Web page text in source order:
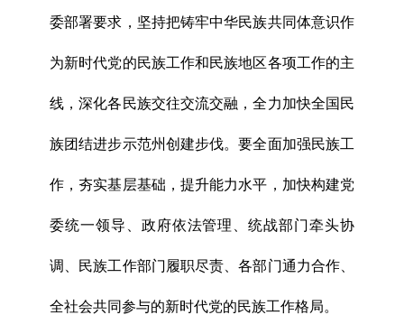
委部署要求，坚持把铸牢中华民族共同体意识作
为新时代党的民族工作和民族地区各项工作的主
线，深化各民族交往交流交融，全力加快全国民
族团结进步示范州创建步伐。要全面加强民族工
作，夯实基层基础，提升能力水平，加快构建党
委统一领导、政府依法管理、统战部门牵头协
调、民族工作部门履职尽责、各部门通力合作、
全社会共同参与的新时代党的民族工作格局。